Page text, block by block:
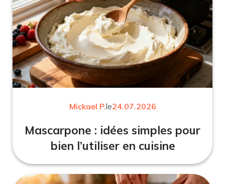
Mickael P.le24.07.2026
Mascarpone : idées simples pour
bien l’utiliser en cuisine